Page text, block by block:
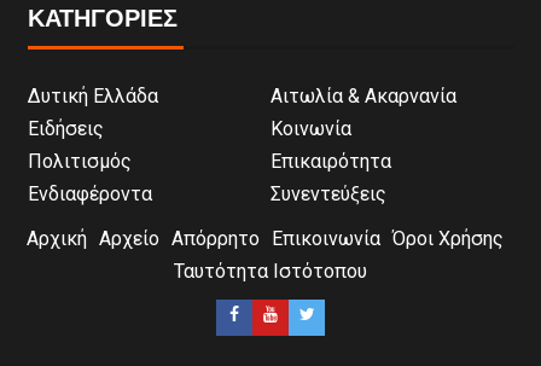
ΚΑΤΗΓΟΡΙΕΣ
Δυτική Ελλάδα
Αιτωλία & Ακαρνανία
Ειδήσεις
Κοινωνία
Πολιτισμός
Επικαιρότητα
Ενδιαφέροντα
Συνεντεύξεις
Αρχική Αρχείο Απόρρητο Επικοινωνία Όροι Χρήσης
Ταυτότητα Ιστότοπου